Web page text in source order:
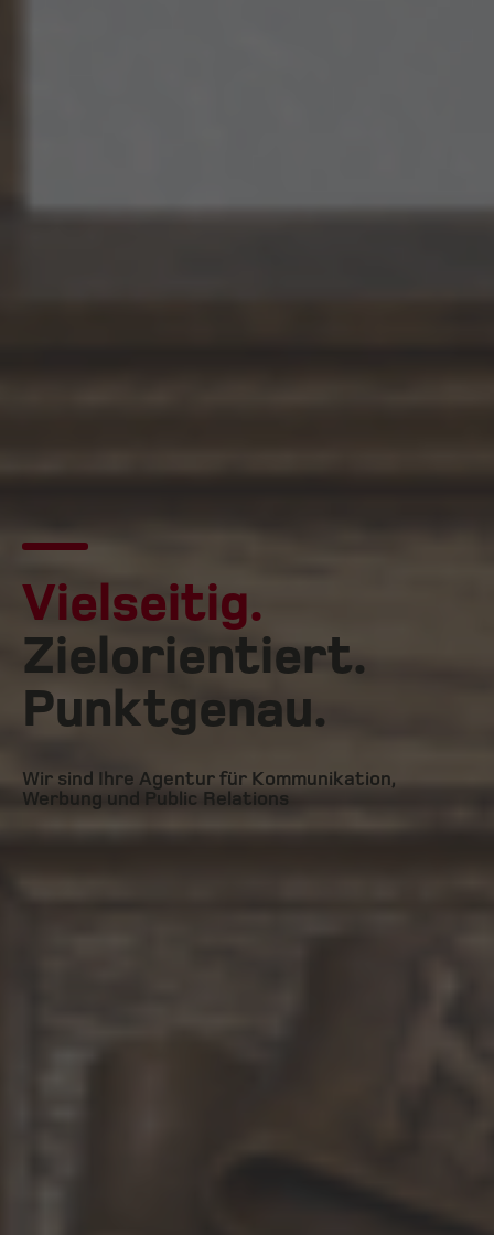
Vielseitig.
Zielorientiert.
Punktgenau.
Wir sind Ihre Agentur für Kommunikation,
Werbung und Public Relations